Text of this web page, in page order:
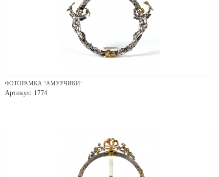
ФОТОРАМКА "АМУРЧИКИ"
Артикул: 1774